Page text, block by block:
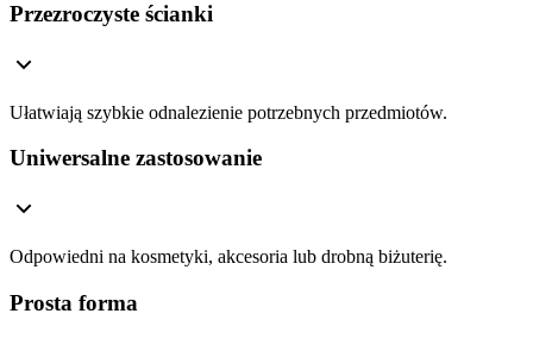
Przezroczyste ścianki
Ułatwiają szybkie odnalezienie potrzebnych przedmiotów.
Uniwersalne zastosowanie
Odpowiedni na kosmetyki, akcesoria lub drobną biżuterię.
Prosta forma